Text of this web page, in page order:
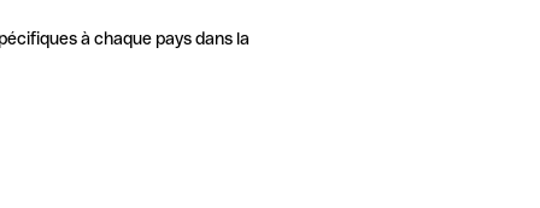
à chaque pays dans la